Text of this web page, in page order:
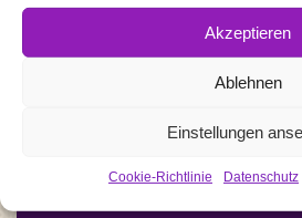
Akzeptieren
Ablehnen
Einstellungen
Cookie-Richtlinie Datenschutz
Wird geladen …
12 JAHREN AGO